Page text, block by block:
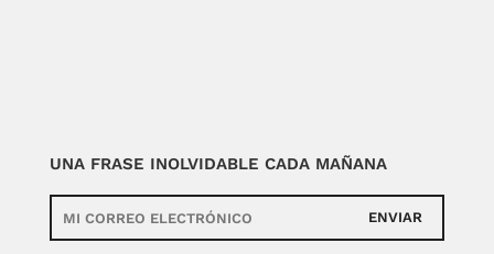
UNA FRASE INOLVIDABLE CADA MAÑANA
ENVIAR